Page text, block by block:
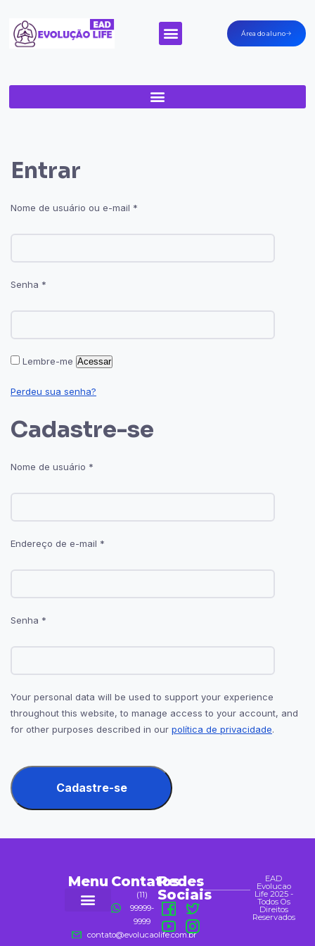
Área do aluno
Entrar
Nome de usuário ou e-mail *
Senha *
Lembre-me Acessar
Perdeu sua senha?
Cadastre-se
Nome de usuário *
Endereço de e-mail *
Senha *
Your personal data will be used to support your experience
throughout this website, to manage access to your account, and
for other purposes described in our política de privacidade.
Cadastre-se
Menu Contatos
(11)
99999-
9999
contato@evolucaolife.com.br
Redes
Sociais
EAD
Evolucao
Life 2025 -
Todos Os
Direitos
Reservados